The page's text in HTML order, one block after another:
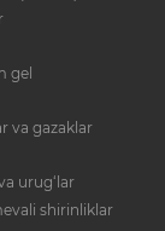
gel
va gazaklar
urug‘lar
shirinliklar